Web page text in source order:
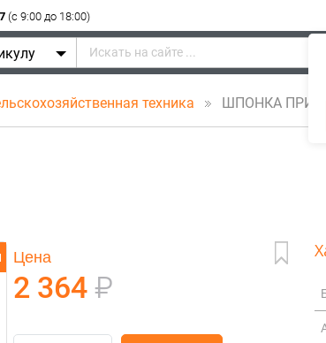
(c 9:00 до 18:00)
техника ШПОНКА
Цена
2 364 ₽